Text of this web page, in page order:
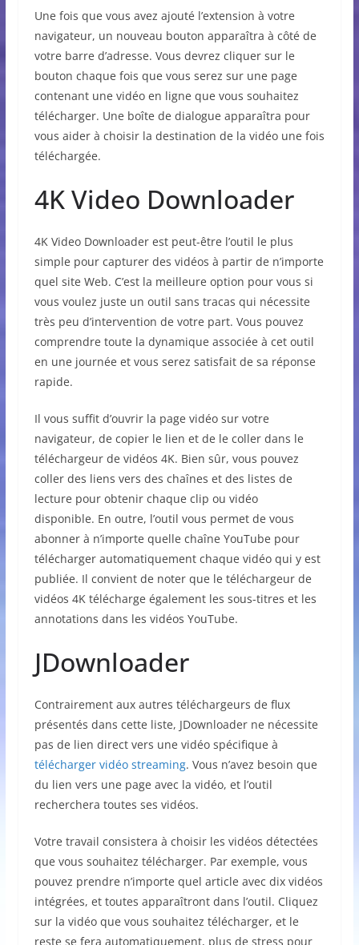
Une fois que vous avez ajouté l’extension à votre
navigateur, un nouveau bouton apparaîtra à côté de
votre barre d’adresse. Vous devrez cliquer sur le
bouton chaque fois que vous serez sur une page
contenant une vidéo en ligne que vous souhaitez
télécharger. Une boîte de dialogue apparaîtra pour
vous aider à choisir la destination de la vidéo une fois
téléchargée.
4K Video Downloader
4K Video Downloader est peut-être l’outil le plus
simple pour capturer des vidéos à partir de n’importe
quel site Web. C’est la meilleure option pour vous si
vous voulez juste un outil sans tracas qui nécessite
très peu d’intervention de votre part. Vous pouvez
comprendre toute la dynamique associée à cet outil
en une journée et vous serez satisfait de sa réponse
rapide.
Il vous suffit d’ouvrir la page vidéo sur votre
navigateur, de copier le lien et de le coller dans le
téléchargeur de vidéos 4K. Bien sûr, vous pouvez
coller des liens vers des chaînes et des listes de
lecture pour obtenir chaque clip ou vidéo
disponible. En outre, l’outil vous permet de vous
abonner à n’importe quelle chaîne YouTube pour
télécharger automatiquement chaque vidéo qui y est
publiée. Il convient de noter que le téléchargeur de
vidéos 4K télécharge également les sous-titres et les
annotations dans les vidéos YouTube.
JDownloader
Contrairement aux autres téléchargeurs de flux
présentés dans cette liste, JDownloader ne nécessite
pas de lien direct vers une vidéo spécifique à
télécharger vidéo streaming. Vous n’avez besoin que
du lien vers une page avec la vidéo, et l’outil
recherchera toutes ses vidéos.
Votre travail consistera à choisir les vidéos détectées
que vous souhaitez télécharger. Par exemple, vous
pouvez prendre n’importe quel article avec dix vidéos
intégrées, et toutes apparaîtront dans l’outil. Cliquez
sur la vidéo que vous souhaitez télécharger, et le
reste se fera automatiquement, plus de stress pour